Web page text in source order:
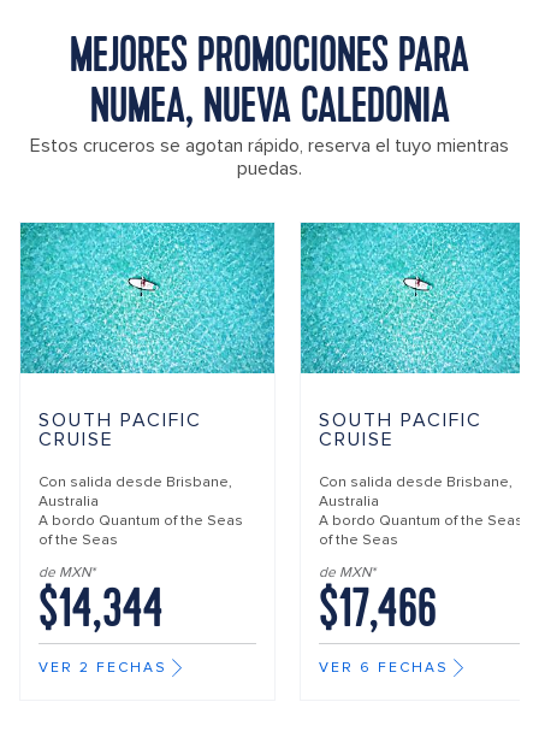
MEJORES PROMOCIONES PARA
NUMEA, NUEVA CALEDONIA
Estos cruceros se agotan rápido, reserva el tuyo mientras
puedas.
SOUTH PACIFIC
CRUISE
Con salida desde Brisbane,
Australia
A bordo Quantum of the Seas
of the Seas
de MXN*
$14,344
VER 2 FECHAS
SOUTH PACIFIC
CRUISE
Con salida desde Brisbane,
Australia
A bordo Quantum of the Seas
of the Seas
de MXN*
$17,466
VER 6 FECHAS